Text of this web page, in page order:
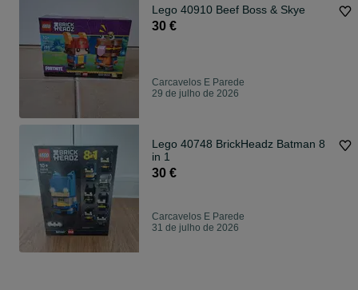
Lego 40910 Beef Boss & Skye
30 €
Carcavelos E Parede
29 de julho de 2026
Lego 40748 BrickHeadz Batman 8
in 1
30 €
Carcavelos E Parede
31 de julho de 2026